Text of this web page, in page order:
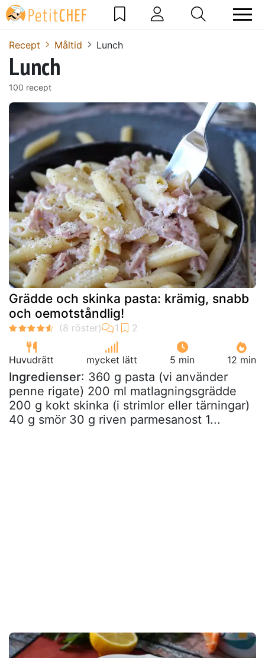
Recept Måltid Lunch
Lunch
100 recept
Grädde och skinka pasta: krämig, snabb
och oemotståndlig!
Huvudrätt mycket lätt 5 min 12 min
Ingredienser: 360 g pasta (vi använder
penne rigate) 200 ml matlagningsgrädde
200 g kokt skinka (i strimlor eller tärningar)
40 g smör 30 g riven parmesanost 1...